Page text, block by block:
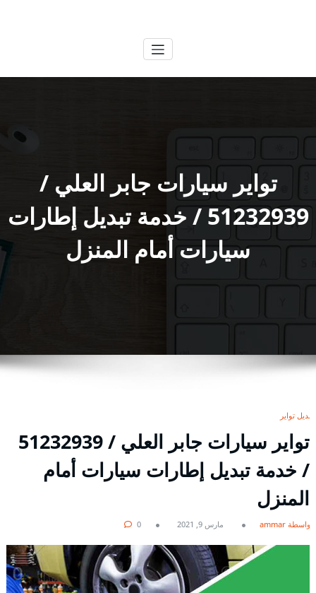
تواير سيارات جابر العلي /
51232939‬ / خدمة تبديل إطارات
سيارات أمام المنزل
تبديل تواير
/ خدمة تبديل إطارات سيارات أمام
المنزل
بواسطة ammar مارس 9, 2021 0